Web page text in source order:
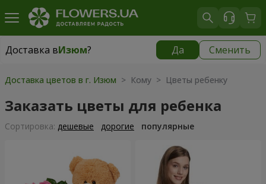
Доставка вИзюм? Да Сменить
Доставка вИзюм|
Доставка цветов в г. Изюм > Кому > Цветы ребенку
Заказать цветы для ребенка
Cортировка: дешевые дорогие популярные